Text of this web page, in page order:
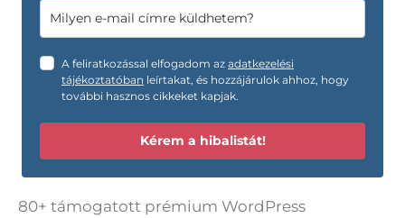
A feliratkozással elfogadom az adatkezelési
tájékoztatóban leírtakat, és hozzájárulok ahhoz, hogy
további hasznos cikkeket kapjak.
Kérem a hibalistát!
80+ támogatott prémium WordPress